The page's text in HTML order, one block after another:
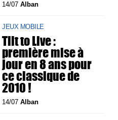
14/07Alban
JEUX MOBILE
Tilt to Live :
première mise à
jour en 8 ans pour
ce classique de
2010 !
14/07Alban